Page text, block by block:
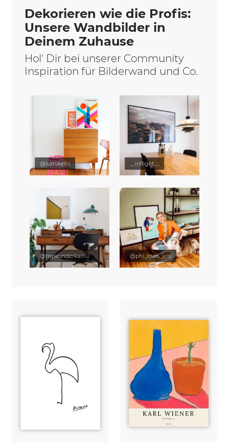
Dekorieren wie die Profis:
Unsere Wandbilder in
Deinem Zuhause
Hol' Dir bei unserer Community
Inspiration für Bilderwand und Co.
@lumikello __inflight__
@mywunderkammer @phi_loves_you